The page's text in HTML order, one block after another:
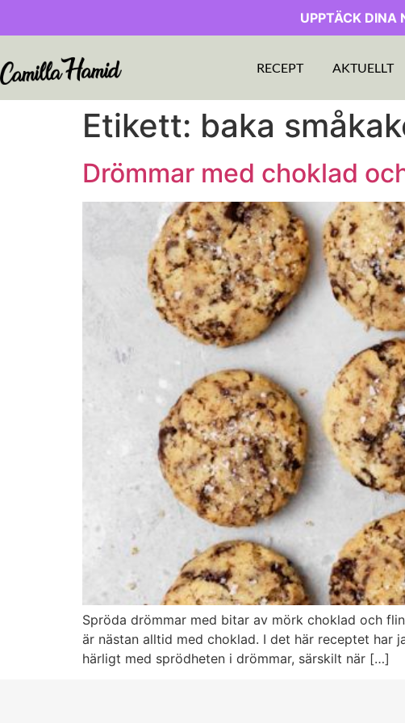
UPPTÄCK DINA
RECEPT AKTUELLT
Etikett: baka
Drömmar med choklad
Spröda drömmar med bitar av mörk choklad och
är nästan alltid med choklad. I det här receptet har
härligt med sprödheten i drömmar, särskilt när […]